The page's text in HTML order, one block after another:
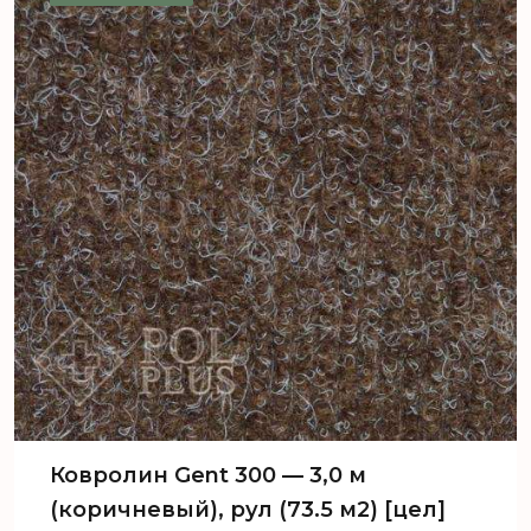
Ковролин Gent 300 — 3,0 м
(коричневый), рул (73.5 м2) [цел]